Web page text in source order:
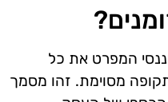
המפרט את כל
מסוימת. זהו מסמך